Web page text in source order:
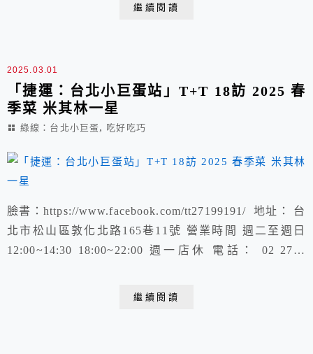
繼續閱讀
2025.03.01
「捷運：台北小巨蛋站」T+T 18訪 2025 春
季菜 米其林一星
綠線：台北小巨蛋, 吃好吃巧
臉書：https://www.facebook.com/tt27199191/ 地址： 台
北市松山區敦化北路165巷11號 營業時間 週二至週日
12:00~14:30 18:00~22:00 週一店休 電話： 02 2719
繼續閱讀